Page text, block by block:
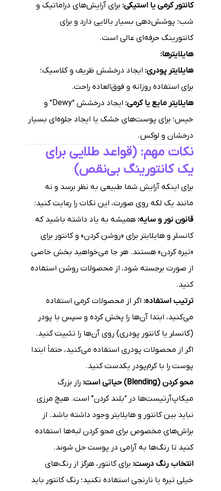
کانتور کرمی یا استیکی: برای آرایش‌های دراماتیک و
شب؛ پوشش‌دهی بسیار بالایی دارد و برای
کانتورینگ حرفه‌ای عالی است.
هایلایترها:
هایلایتر پودری: ایجاد درخشش ظریف و کلاسیک؛
برای استفاده روزانه و فوق‌العاده راحت.
هایلایتر مایع یا کرمی:
ایجاد درخشش “Dewy” و
خیس؛ برای پوست‌های خشک یا ایجاد جلوه‌ای بسیار
درخشان و لوکس.
نکات مهم: (قواعد طلایی برای
یک کانتورینگ بی‌نقص)
برای اینکه آرایش شما طبیعی به نظر برسد و نه
مانند یک لکه روی صورت، این نکات را رعایت کنید:
قانون نور و سایه: همیشه به یاد داشته باشید که
کانسلر و هایلایتر برای «روشن کردن» و کانتور برای
«تیره کردن» هستند. هر جا می‌خواهید بخش خاصی
از صورت برجسته شود، از محصولات روشن استفاده
کنید.
ترتیب استفاده: اگر از محصولات کرمی استفاده
می‌کنید، ابتدا آن‌ها را پخش کرده و سپس با پودر
(کانسلر یا کانتور پودری) روی آن‌ها را تثبیت کنید.
اگر از محصولات پودری استفاده می‌کنید، حتماً ابتدا
پوست را با کرم‌پودر یکدست کنید.
محو کردن (Blending) حیاتی است:
راز بزرگ
میکاپ‌آرتیست‌ها در “بلند کردن” است. هیچ مرزی
نباید بین کانتور و هایلایتر وجود داشته باشد. از
براش‌های مخصوص برای محو کردن لبه‌ها استفاده
کنید تا رنگ‌ها به آرامی در پوست حل شوند.
انتخاب رنگ درست: برای کانتور، هرگز از رنگ‌های
خیلی تیره یا نارنجی استفاده نکنید؛ رنگ کانتور باید